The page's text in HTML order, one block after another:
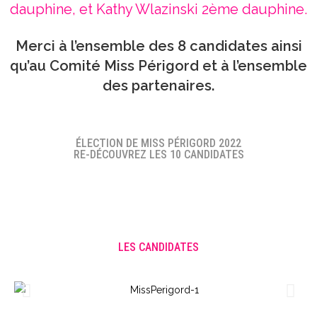
dauphine, et Kathy Wlazinski 2ème dauphine.
Merci à l’ensemble des 8 candidates ainsi
qu’au Comité Miss Périgord et à l’ensemble
des partenaires.
ÉLECTION DE MISS PÉRIGORD 2022
RE-DÉCOUVREZ LES 10 CANDIDATES
LES CANDIDATES